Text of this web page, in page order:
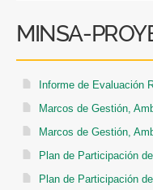
MINSA-
Informe de Evaluación
Marcos de Gestión,
Marcos de Gestión,
Plan de Participación
Plan de Participación